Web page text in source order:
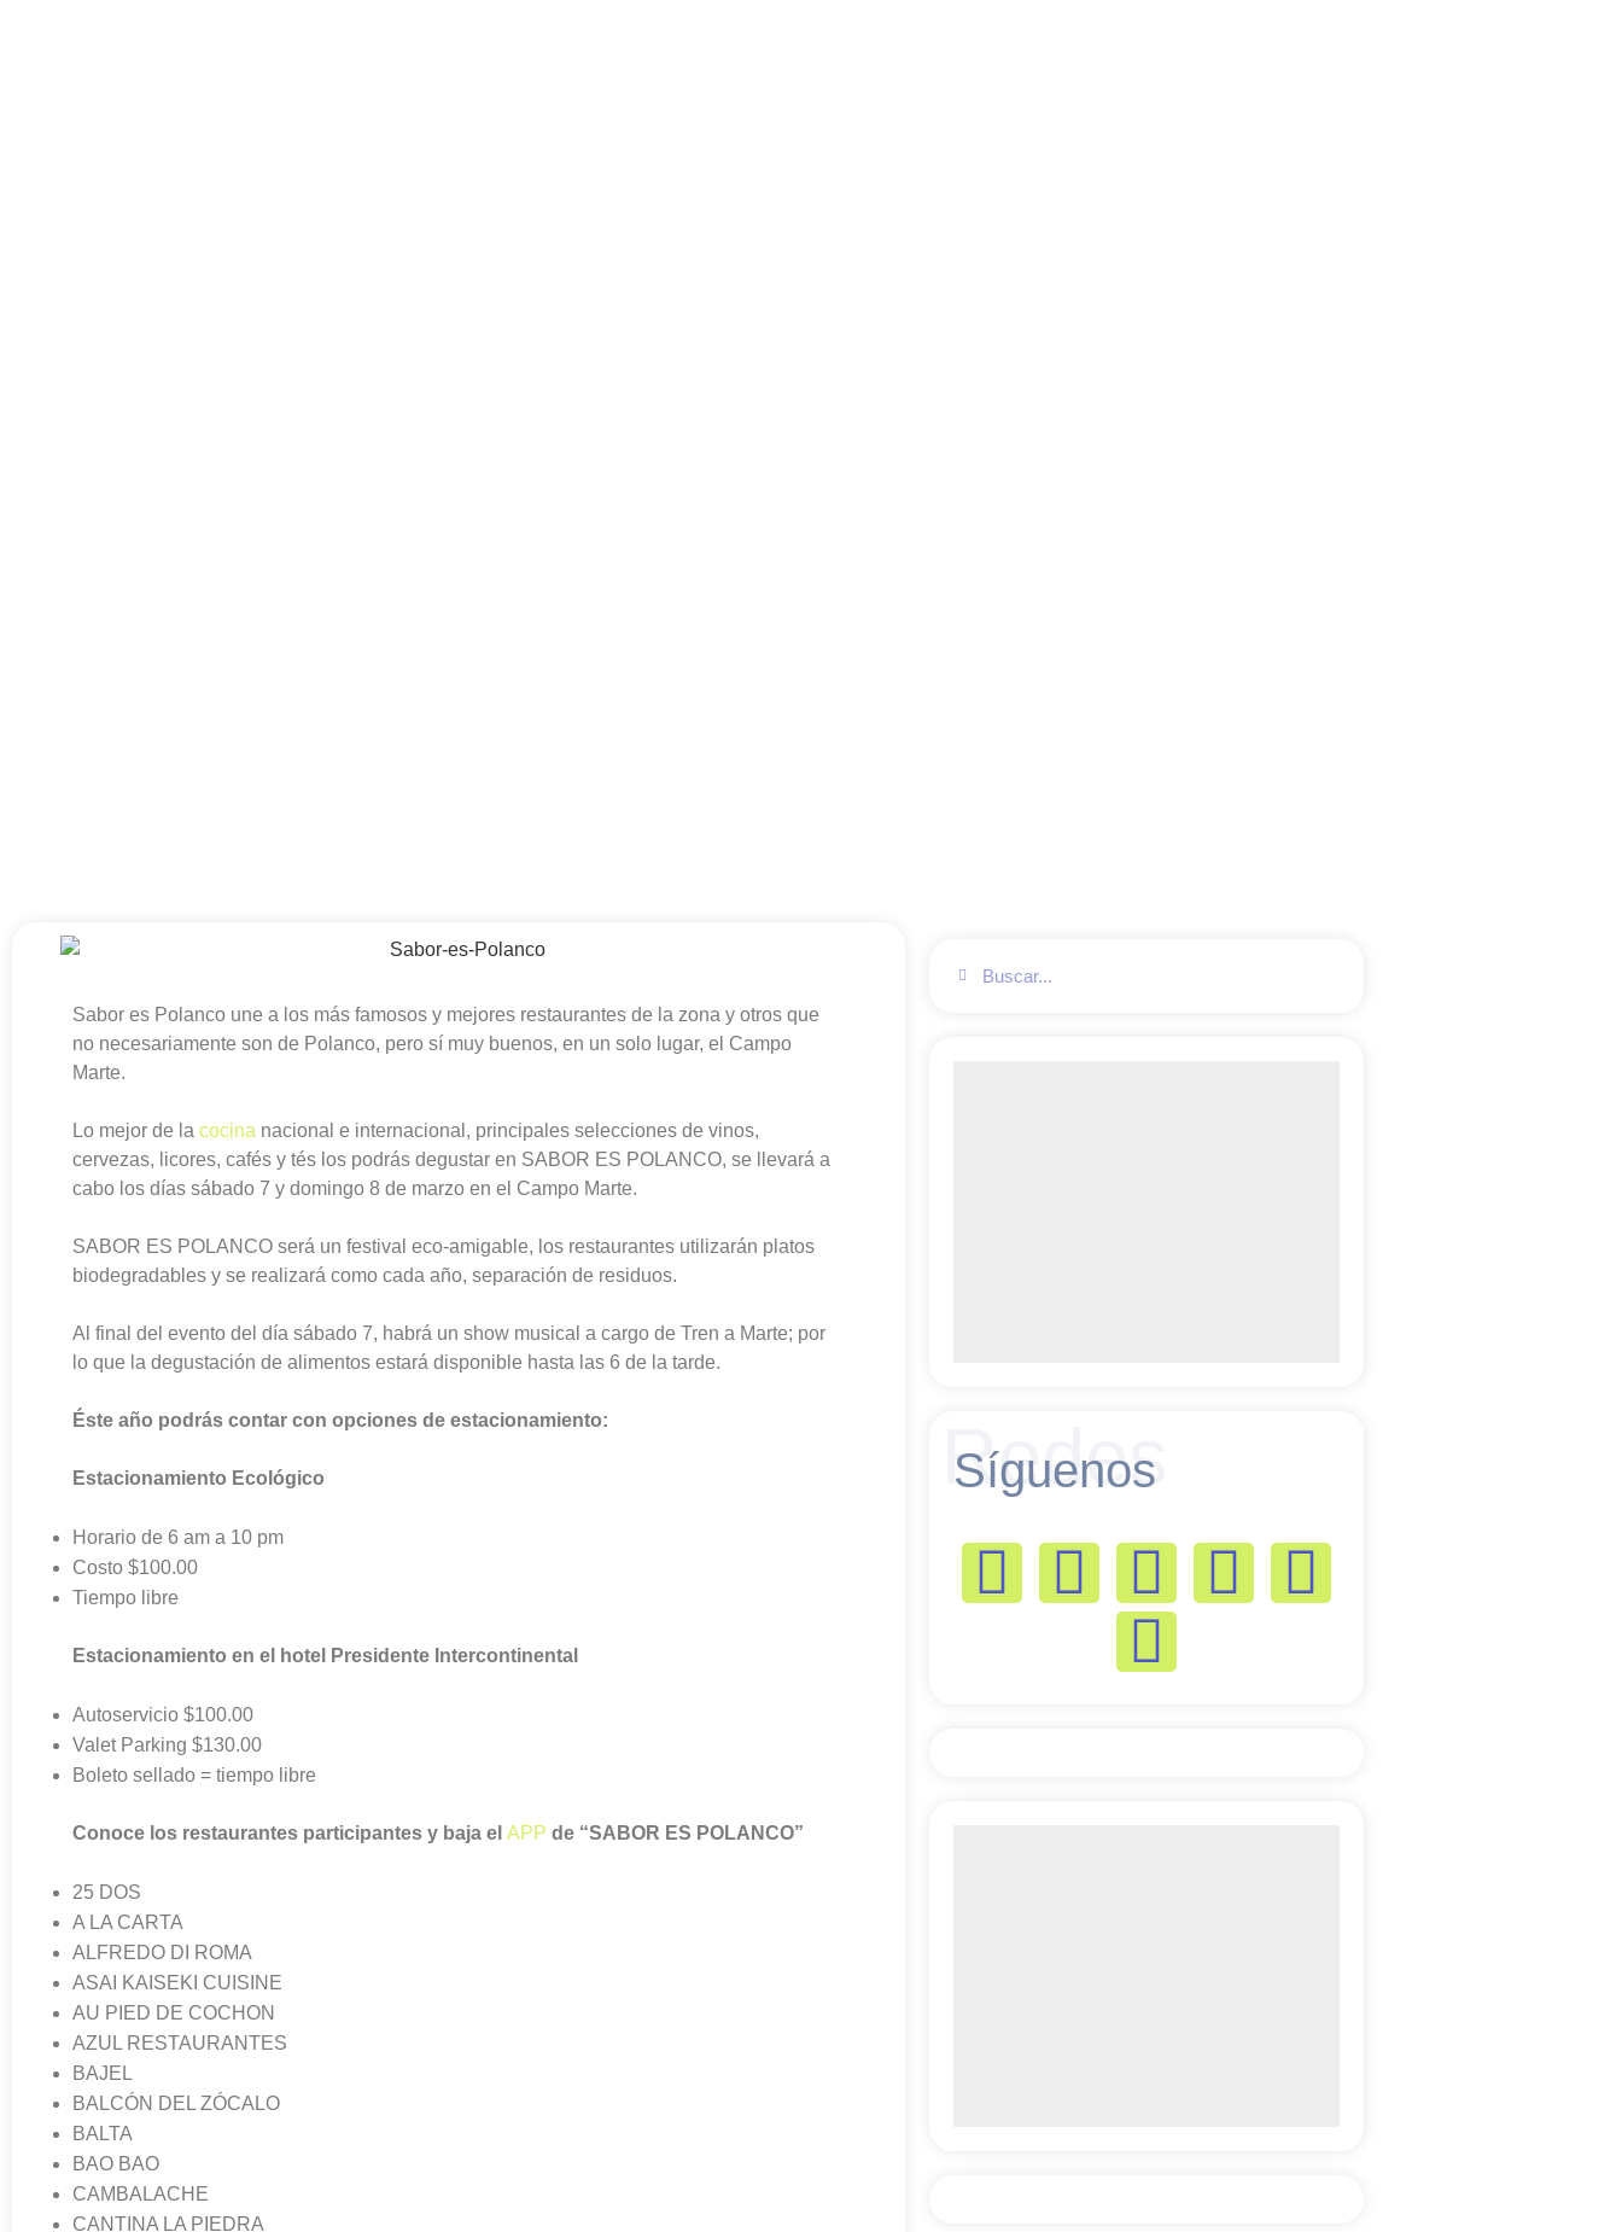
Sabor es Polanco une a los más famosos y mejores restaurantes de la zona y otros que
no necesariamente son de Polanco, pero sí muy buenos, en un solo lugar, el Campo
Marte.
Lo mejor de la cocina nacional e internacional, principales selecciones de vinos,
cervezas, licores, cafés y tés los podrás degustar en SABOR ES POLANCO, se llevará a
cabo los días sábado 7 y domingo 8 de marzo en el Campo Marte.
SABOR ES POLANCO será un festival eco-amigable, los restaurantes utilizarán platos
biodegradables y se realizará como cada año, separación de residuos.
Al final del evento del día sábado 7, habrá un show musical a cargo de Tren a Marte; por
lo que la degustación de alimentos estará disponible hasta las 6 de la tarde.
Éste año podrás contar con opciones de estacionamiento:
Estacionamiento Ecológico
Horario de 6 am a 10 pm
Costo $100.00
Tiempo libre
Estacionamiento en el hotel Presidente Intercontinental
Autoservicio $100.00
Valet Parking $130.00
Boleto sellado = tiempo libre
Conoce los restaurantes participantes y baja el APP de “SABOR ES POLANCO”
25 DOS
A LA CARTA
ALFREDO DI ROMA
ASAI KAISEKI CUISINE
AU PIED DE COCHON
AZUL RESTAURANTES
BAJEL
BALCÓN DEL ZÓCALO
BALTA
BAO BAO
CAMBALACHE
CANTINA LA PIEDRA
Redes
Síguenos